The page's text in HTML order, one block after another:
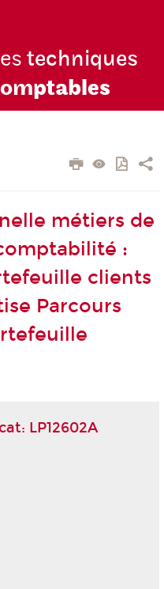
techniques
ptables
métiers de
:
clients
Parcours
LP12602A